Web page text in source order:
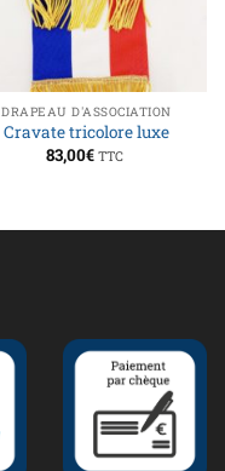
DRAPEAU D'ASSOCIATION
Cravate tricolore luxe
83,00€ TTC